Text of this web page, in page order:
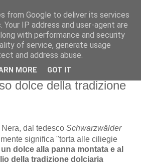
Foresta Nera, un
dolce della tradizione
dal tedesco Schwarzwälder
significa "torta alle ciliegie
un dolce alla panna montata e al
della tradizione dolciaria
from Google to deliver its services
IP address and user-agent are
with performance and security
of service, generate usage
and address abuse.
MORE GOT IT